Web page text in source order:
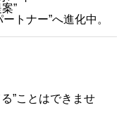
”
トナー”へ進化中。
”ことはできませ